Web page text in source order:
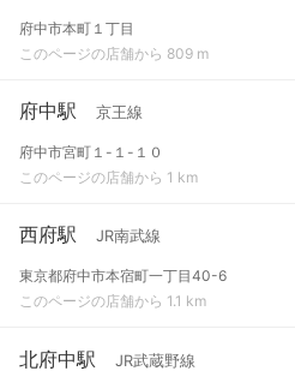
府中市本町１丁目
このページの店舗から 809 m
府中駅 京王線
府中市宮町１-１-１０
このページの店舗から 1 km
西府駅 JR南武線
東京都府中市本宿町一丁目40-6
このページの店舗から 1.1 km
北府中駅 JR武蔵野線